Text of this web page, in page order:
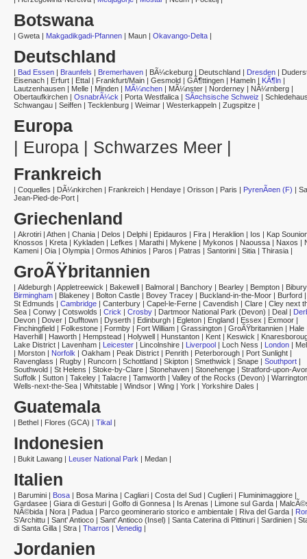
Botswana
| Gweta | Makgadikgadi-Pfannen | Maun | Okavango-Delta |
Deutschland
| Bad Essen | Braunfels | Bremerhaven | BÃ¼ckeburg | Deutschland | Dresden |
Eisenach | Erfurt | Ettal | Frankfurt/Main | Gesmold | GÃ¶ttingen | Hameln | KÃ¶ln |
Lautzenhausen | Melle | Minden | MÃ¼nchen | MÃ¼nster | Norderney | NÃ¼rnberg |
Obertaufkirchen | OsnabrÃ¼ck | Porta Westfalica | SÃ¤chsische Schweiz |
Schwangau | Seiffen | Tecklenburg | Weimar | Westerkappeln | Zugspitze |
Europa
| Europa | Schwarzes Meer |
Frankreich
| Coquelles | DÃ¼nkirchen | Frankreich | Hendaye | Orisson | Paris | PyrenÃ¤en (F) |
Jean-Pied-de-Port |
Griechenland
| Akrotiri | Athen | Chania | Delos | Delphi | Epidauros | Fira | Heraklion | Ios | Kap
Knossos | Kreta | Kykladen | Lefkes | Marathi | Mykene | Mykonos | Naoussa | Naxos |
Kameni | Oia | Olympia | Ormos Athinios | Paros | Patras | Santorini | Sitia | Thirasia |
GroÃŸbritannien
| Aldeburgh | Appletreewick | Bakewell | Balmoral | Banchory | Bearley | Bempton | Bibury
Birmingham | Blakeney | Bolton Castle | Bovey Tracey | Buckland-in-the-Moor | Burford
St Edmunds | Cambridge | Canterbury | Capel-le-Ferne | Cavendish | Clare | Cley next
Sea | Conwy | Cotswolds | Crick | Crosby | Dartmoor National Park (Devon) | Deal |
Devon | Dover | Dufftown | Dyserth | Edinburgh | Egleton | England | Essex | Exmoor |
Finchingfield | Folkestone | Formby | Fort William | Grassington | GroÃŸbritannien | Hale
Haverhill | Haworth | Hempstead | Holywell | Hunstanton | Kent | Keswick |
Lake District | Lavenham | Leicester | Lincolnshire | Liverpool | Loch Ness | London |
| Morston | Norfolk | Oakham | Peak District | Penrith | Peterborough | Port Sunlight |
Ravenglass | Rugby | Runcorn | Schottland | Skipton | Smethwick | Snape | Southport |
Southwold | St Helens | Stoke-by-Clare | Stonehaven | Stonehenge | Stratford-upon-
Suffolk | Sutton | Takeley | Talacre | Tamworth | Valley of the Rocks (Devon) | Warrington
Wells-next-the-Sea | Whitstable | Windsor | Wing | York | Yorkshire Dales |
Guatemala
| Bethel | Flores (GCA) | Tikal |
Indonesien
| Bukit Lawang | Leuser National Park | Medan |
Italien
| Barumini | Bosa | Bosa Marina | Cagliari | Costa del Sud | Cuglieri | Fluminimaggiore |
Gardasee | Giara di Gesturi | Golfo di Gonnesa | Is Arenas | Limone sul Garda |
NÃ©bida | Nora | Padua | Parco geominerario storico e ambientale | Riva del Garda |
S'Archittu | Sant' Antioco | Sant' Antioco (Insel) | Santa Caterina di Pittinuri | Sardinien |
di Santa Gilla | Stra | Tharros | Venedig |
Jordanien